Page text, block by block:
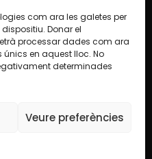
com ara les galetes per
Donar el
processar dades com ara
en aquest lloc. No
determinades
Veure preferències
Us animem
us demanem que